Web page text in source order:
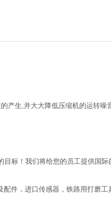
产生,并大大降低压缩机的运转噪
标！我们将给您的员工提供国际
件，进口传感器，铁路用打磨工